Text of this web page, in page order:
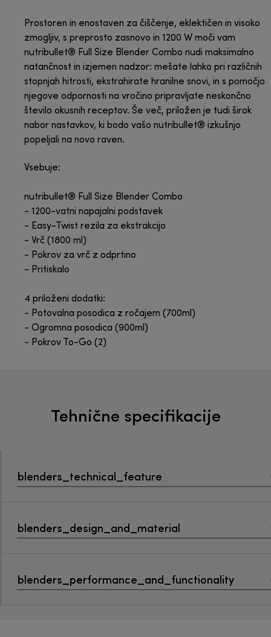
Prostoren in enostaven za čiščenje, eklektičen in visoko
zmogljiv, s preprosto zasnovo in 1200 W moči vam
nutribullet® Full Size Blender Combo nudi maksimalno
natančnost in izjemen nadzor: mešate lahko pri različnih
stopnjah hitrosti, ekstrahirate hranilne snovi, in s pomočjo
njegove odpornosti na vročino pripravljate neskončno
število okusnih receptov. Še več, priložen je tudi širok
nabor nastavkov, ki bodo vašo nutribullet® izkušnjo
popeljali na novo raven.
Vsebuje:
nutribullet® Full Size Blender Combo
- 1200-vatni napajalni podstavek
- Easy-Twist rezila za ekstrakcijo
- Vrč (1800 ml)
- Pokrov za vrč z odprtino
- Pritiskalo
4 priloženi dodatki:
- Potovalna posodica z ročajem (700ml)
- Ogromna posodica (900ml)
- Pokrov To-Go (2)
Tehnične specifikacije
blenders_technical_feature
blenders_design_and_material
blenders_performance_and_functionality